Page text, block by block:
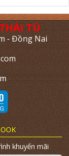
TÚ
- Đồng Nai
khuyến mãi